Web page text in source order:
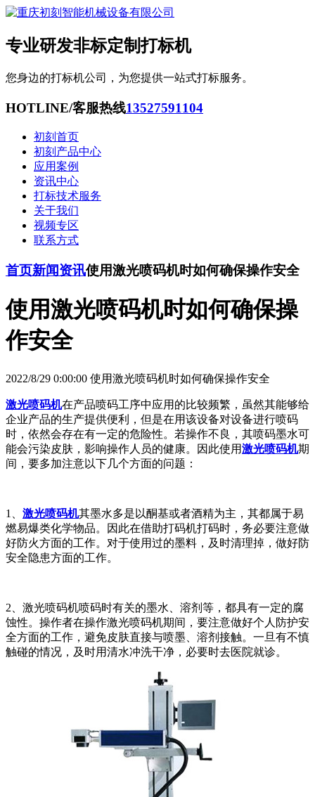
专业研发非标定制打标机
您身边的打标机公司，为您提供一站式打标服务。
HOTLINE/客服热线13527591104
初刻首页
初刻产品中心
应用案例
资讯中心
打标技术服务
关于我们
视频专区
联系方式
首页新闻资讯使用激光喷码机时如何确保操作安全
使用激光喷码机时如何确保操
作安全
2022/8/29 0:00:00 使用激光喷码机时如何确保操作安全
激光喷码机在产品喷码工序中应用的比较频繁，虽然其能够给
企业产品的生产提供便利，但是在用该设备对设备进行喷码
时，依然会存在有一定的危险性。若操作不良，其喷码墨水可
能会污染皮肤，影响操作人员的健康。因此使用激光喷码机期
间，要多加注意以下几个方面的问题：
1、 激光喷码机其墨水多是以酮基或者酒精为主，其都属于易
燃易爆类化学物品。因此在借助打码机打码时，务必要注意做
好防火方面的工作。对于使用过的墨料，及时清理掉，做好防
安全隐患方面的工作。
2、激光喷码机喷码时有关的墨水、溶剂等，都具有一定的腐
蚀性。操作者在操作激光喷码机期间，要注意做好个人防护安
全方面的工作，避免皮肤直接与喷墨、溶剂接触。一旦有不慎
触碰的情况，及时用清水冲洗干净，必要时去医院就诊。